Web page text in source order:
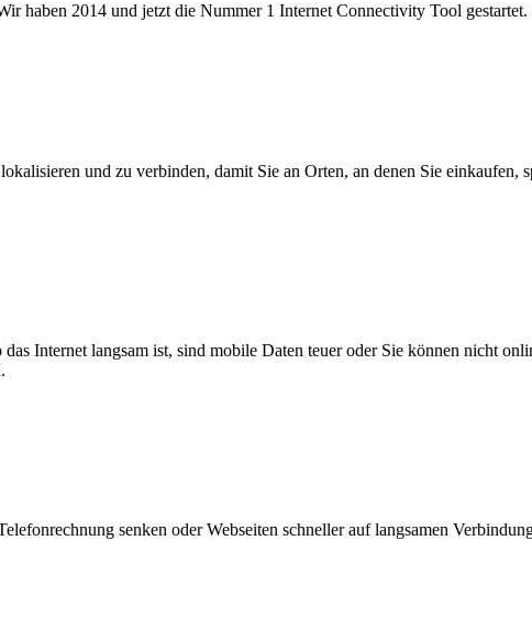
haben 2014 und jetzt die Nummer 1 Internet Connectivity Tool gestartet.
und zu verbinden, damit Sie an Orten, an denen Sie einkaufen,
Internet langsam ist, sind mobile Daten teuer oder Sie können nicht
senken oder Webseiten schneller auf langsamen